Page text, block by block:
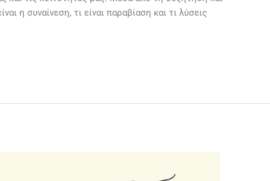
η συναίνεση, τι είναι παραβίαση και τι λύσεις